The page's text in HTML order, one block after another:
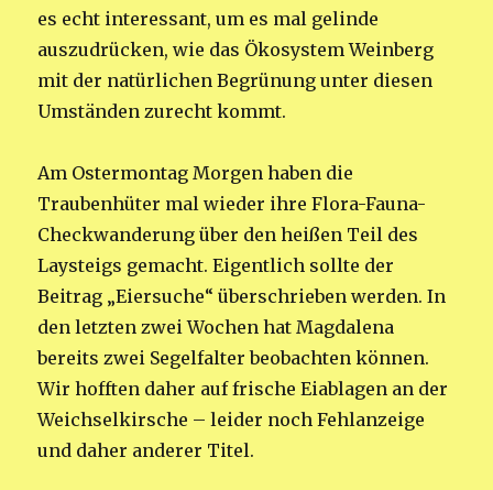
es echt interessant, um es mal gelinde
auszudrücken, wie das Ökosystem Weinberg
mit der natürlichen Begrünung unter diesen
Umständen zurecht kommt.
Am Ostermontag Morgen haben die
Traubenhüter mal wieder ihre Flora-Fauna-
Checkwanderung über den heißen Teil des
Laysteigs gemacht. Eigentlich sollte der
Beitrag „Eiersuche“ überschrieben werden. In
den letzten zwei Wochen hat Magdalena
bereits zwei Segelfalter beobachten können.
Wir hofften daher auf frische Eiablagen an der
Weichselkirsche – leider noch Fehlanzeige
und daher anderer Titel.